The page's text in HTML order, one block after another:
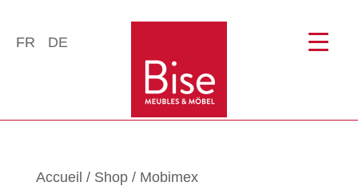
FR DE
Accueil / Shop/ Mobimex